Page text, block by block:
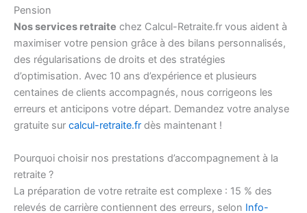
Pension
Nos services retraite chez Calcul-Retraite.fr vous aident à
maximiser votre pension grâce à des bilans personnalisés,
des régularisations de droits et des stratégies
d’optimisation. Avec 10 ans d’expérience et plusieurs
centaines de clients accompagnés, nous corrigeons les
erreurs et anticipons votre départ. Demandez votre analyse
gratuite sur calcul-retraite.fr dès maintenant !
Pourquoi choisir nos prestations d’accompagnement à la
retraite ?
La préparation de votre retraite est complexe : 15 % des
relevés de carrière contiennent des erreurs, selon Info-